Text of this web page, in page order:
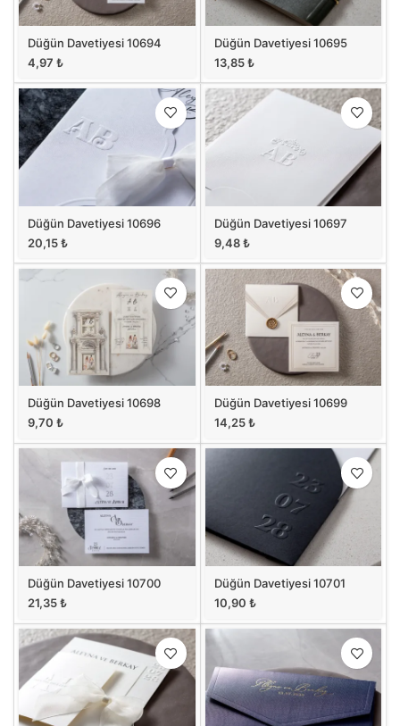
Düğün Davetiyesi 10694
4,97 ₺
Düğün Davetiyesi 10695
13,85₺
Düğün Davetiyesi 10696
20,15₺
Düğün Davetiyesi 10697
9,48₺
Düğün Davetiyesi 10698
9,70 ₺
Düğün Davetiyesi 10699
14,25₺
Düğün Davetiyesi 10700
21,35₺
Düğün Davetiyesi 10701
10,90 ₺